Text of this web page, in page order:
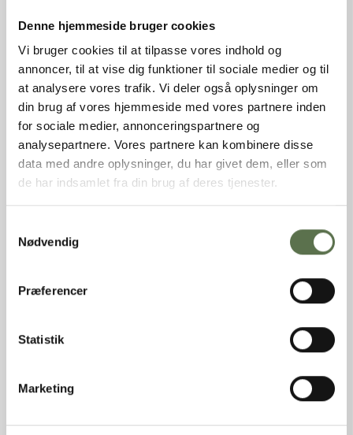
Denne hjemmeside bruger cookies
Vi bruger cookies til at tilpasse vores indhold og
annoncer, til at vise dig funktioner til sociale medier og til
at analysere vores trafik. Vi deler også oplysninger om
din brug af vores hjemmeside med vores partnere inden
for sociale medier, annonceringspartnere og
analysepartnere. Vores partnere kan kombinere disse
data med andre oplysninger, du har givet dem, eller som
de har indsamlet fra din brug af deres tjenester.
Nødvendig
Præferencer
Statistik
Marketing
INGREDIENSER
Dansk HVEDEMEL, 7% solsikkekerner, 4% hørfrø, sukker, 4%
hirse, rapsolie, HVEDEGLUTEN, salt tilsat jod, dansk RUGMEL,
emulgator (E472e), melbehandlingsmiddel (enzymer (amylase,
xylanase).
NÆRINGSINDHOLD PR. 100G
Bageblanding Færdig produkt
Energi
Kulhydrater
Kostfibre